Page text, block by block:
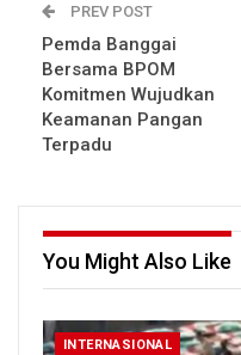
PREV POST
Pemda Banggai
Bersama BPOM
Komitmen Wujudkan
Keamanan Pangan
Terpadu
You Might Also Like
INTERNASIONAL